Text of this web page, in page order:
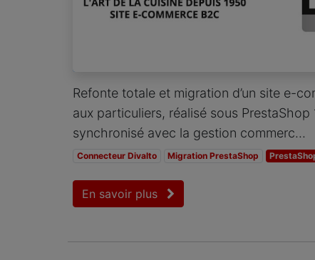
Refonte totale et migration d’un site e-
aux particuliers, réalisé sous PrestaShop
synchronisé avec la gestion commerc...
Connecteur Divalto Migration PrestaShop
En savoir plus